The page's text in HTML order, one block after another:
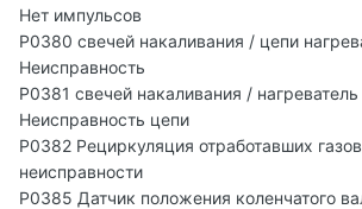
Нет импульсов
P0380 свечей накаливания / цепи
Неисправность
P0381 свечей накаливания /
Неисправность цепи
P0382 Рециркуляция отработавших
неисправности
P0385 Датчик положения коленчатого